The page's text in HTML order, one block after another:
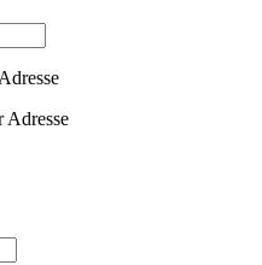
Adresse